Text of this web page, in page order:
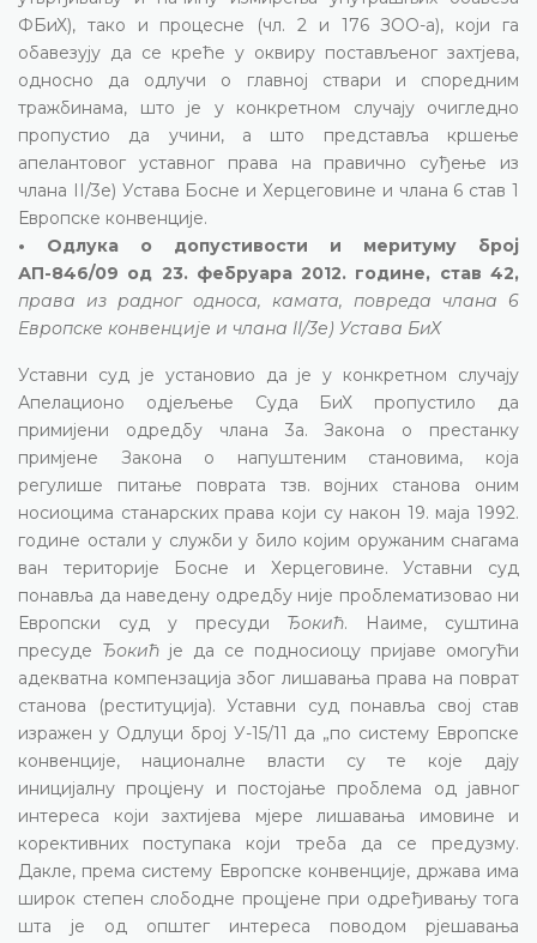
ФБиХ), тако и процесне (чл. 2 и 176 ЗОО-а), који га
обавезују да се креће у оквиру постављеног захтјева,
односно да одлучи о главној ствари и споредним
тражбинама, што је у конкретном случају очигледно
пропустио да учини, а што представља кршење
апелантовог уставног права на правично суђење из
члана II/3е) Устава Босне и Херцеговине и члана 6 став 1
Европске конвенције.
• Одлука о допустивости и меритуму број
АП-846/09 од 23. фебруара 2012. године, став 42,
права из радног односа, камата, повреда члана 6
Европске конвенције и члана II/3е) Устава БиХ
Уставни суд је установио да је у конкретном случају
Апелационо одјељење Суда БиХ пропустило да
примијени одредбу члана 3а. Закона о престанку
примјене Закона о напуштеним становима, која
регулише питање поврата тзв. војних станова оним
носиоцима станарских права који су након 19. маја 1992.
године остали у служби у било којим оружаним снагама
ван територије Босне и Херцеговине. Уставни суд
понавља да наведену одредбу није проблематизовао ни
Европски суд у пресуди Ђокић. Наиме, суштина
пресуде Ђокић је да се подносиоцу пријаве омогући
адекватна компензација због лишавања права на поврат
станова (реституција). Уставни суд понавља свој став
изражен у Одлуци број У-15/11 да „по систему Европске
конвенције, националне власти су те које дају
иницијалну процјену и постојање проблема од јавног
интереса који захтијева мјере лишавања имовине и
корективних поступака који треба да се предузму.
Дакле, према систему Европске конвенције, држава има
широк степен слободне процјене при одређивању тога
шта је од општег интереса поводом рјешавања